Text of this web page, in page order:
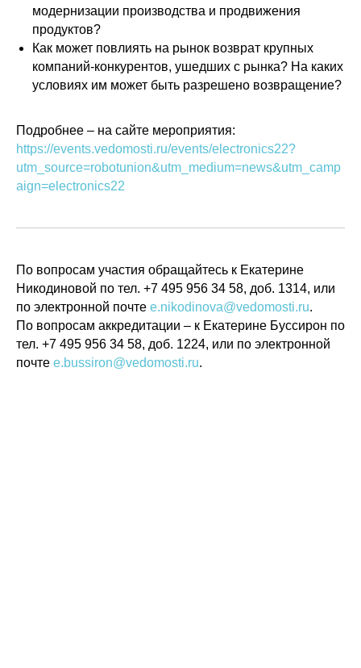
модернизации производства и продвижения
продуктов?
Как может повлиять на рынок возврат крупных
компаний-конкурентов, ушедших с рынка? На каких
условиях им может быть разрешено возвращение?
Подробнее – на сайте мероприятия:
https://events.vedomosti.ru/events/electronics22?
utm_source=robotunion&utm_medium=news&utm_camp
aign=electronics22
По вопросам участия обращайтесь к Екатерине
Никодиновой по тел. +7 495 956 34 58, доб. 1314, или
по электронной почте e.nikodinova@vedomosti.ru.
По вопросам аккредитации – к Екатерине Буссирон по
тел. +7 495 956 34 58, доб. 1224, или по электронной
почте e.bussiron@vedomosti.ru.
© 2015-2026 НАУРР. Все права защищены.
При использовании материалов ссылка на ROBOTUNION.RU — обязательна